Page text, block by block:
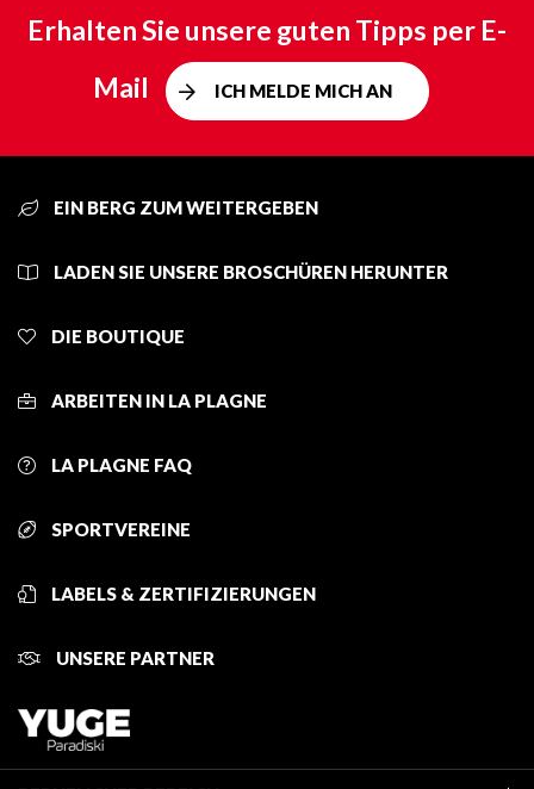
Erhalten Sie unsere guten Tipps per E-
Mail
ICH MELDE MICH AN
EIN BERG ZUM WEITERGEBEN
LADEN SIE UNSERE BROSCHÜREN HERUNTER
DIE BOUTIQUE
ARBEITEN IN LA PLAGNE
LA PLAGNE FAQ
SPORTVEREINE
LABELS & ZERTIFIZIERUNGEN
UNSERE PARTNER